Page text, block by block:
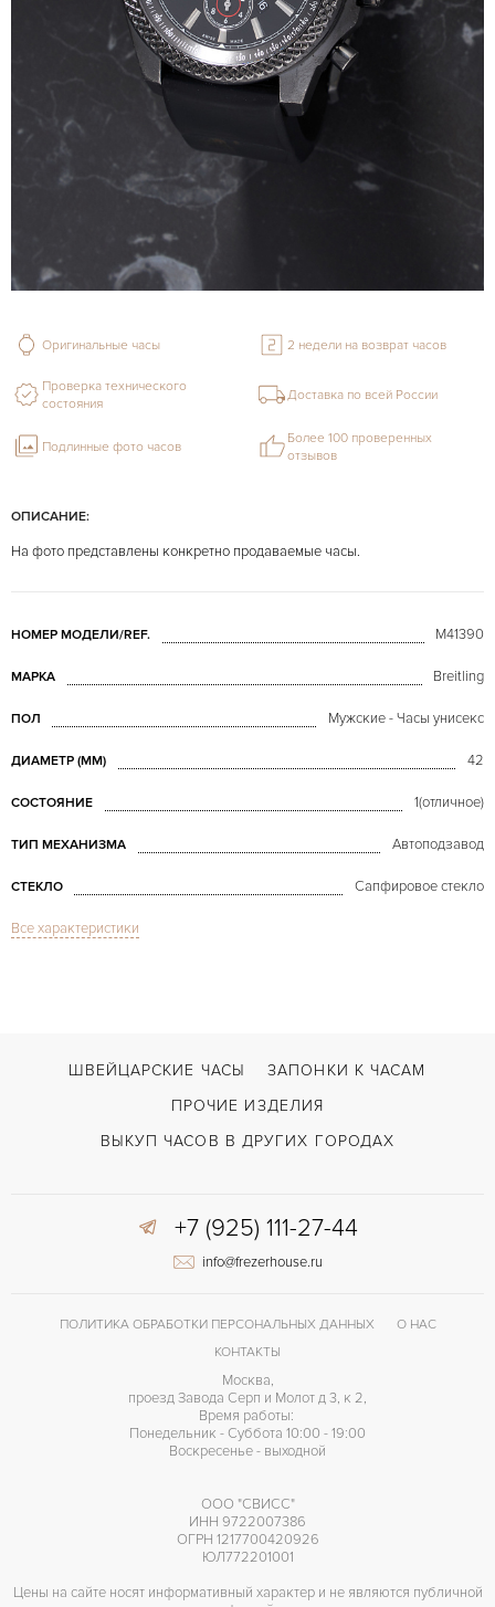
ОПИСАНИЕ:
На фото представлены конкретно продаваемые часы.
НОМЕР МОДЕЛИ/REF. M41390
МАРКА Breitling
ПОЛ Мужские - Часы унисекс
ДИАМЕТР (MM) 42
СОСТОЯНИЕ 1(отличное)
ТИП МЕХАНИЗМА Автоподзавод
СТЕКЛО Сапфировое стекло
ФУНКЦИИ
Двойной сложности застежка
Все характеристики
Оригинальные часы 2 недели на возврат часов
Проверка технического
состояния
Доставка по всей России
Подлинные фото часов
Более 100 проверенных
отзывов
ШВЕЙЦАРСКИЕ ЧАСЫ
ЗАПОНКИ К ЧАСАМ
ПРОЧИЕ ИЗДЕЛИЯ
ВЫКУП ЧАСОВ В ДРУГИХ ГОРОДАХ
+7 (925) 111-27-44
info@frezerhouse.ru
ПОЛИТИКА ОБРАБОТКИ ПЕРСОНАЛЬНЫХ ДАННЫХ
О НАС
КОНТАКТЫ
Москва,
проезд Завода Серп и Молот д 3, к 2,
Время работы:
Понедельник - Суббота 10:00 - 19:00
Воскресенье - выходной
ООО "СВИСС"
ИНН 9722007386
ОГРН 1217700420926
ЮЛ772201001
Цены на сайте носят информативный характер и не являются публичной